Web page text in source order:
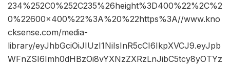
234%252C0%252C235%26height%3D400%22%2C%2
0%22600×400%22%3A%20%22https%3A//www.kno
cksense.com/media-
library/eyJhbGciOiJIUzI1NiIsInR5cCI6IkpXVCJ9.eyJpb
WFnZSI6Imh0dHBzOi8vYXNzZXRzLnJibC5tcy8yOTYz